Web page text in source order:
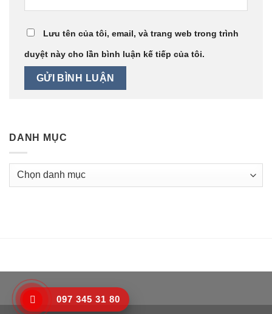
Lưu tên của tôi, email, và trang web trong trình
duyệt này cho lần bình luận kế tiếp của tôi.
DANH MỤC
Danh
097 345 31 80